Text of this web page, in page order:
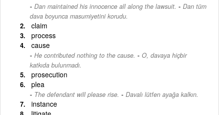
Dan maintained his innocence all along the lawsuit. - Dan tüm
dava boyunca masumiyetini korudu.
claim
process
cause
He contributed nothing to the cause. - O, davaya hiçbir
katkıda bulunmadı.
prosecution
plea
The defendant will please rise. - Davalı lütfen ayağa kalkın.
instance